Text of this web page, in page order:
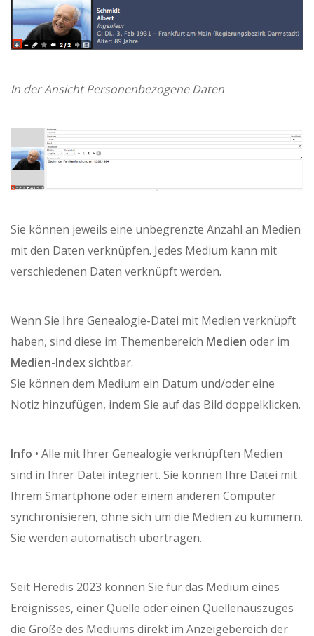
In der Ansicht Personenbezogene Daten
Sie können jeweils eine unbegrenzte Anzahl an Medien
mit den Daten verknüpfen. Jedes Medium kann mit
verschiedenen Daten verknüpft werden.
Wenn Sie Ihre Genealogie-Datei mit Medien verknüpft
haben, sind diese im Themenbereich Medien oder im
Medien-Indexsichtbar.
Sie können dem Medium ein Datum und/oder eine
Notiz hinzufügen, indem Sie auf das Bild doppelklicken.
Info • Alle mit Ihrer Genealogie verknüpften Medien
sind in Ihrer Datei integriert. Sie können Ihre Datei mit
Ihrem Smartphone oder einem anderen Computer
synchronisieren, ohne sich um die Medien zu kümmern.
Sie werden automatisch übertragen.
Seit Heredis 2023 können Sie für das Medium eines
Ereignisses, einer Quelle oder einen Quellenauszuges
die Größe des Mediums direkt im Anzeigebereich der